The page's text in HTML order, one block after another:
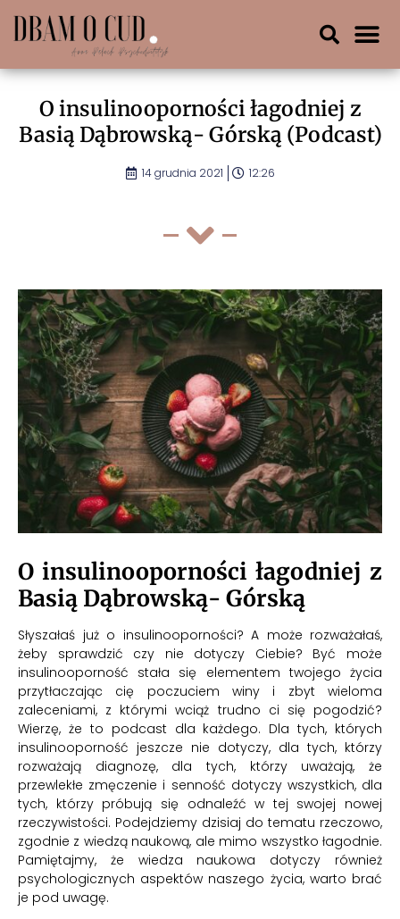
O insulinooporności łagodniej z
Basią Dąbrowską- Górską (Podcast)
14 grudnia 2021 12:26
O insulinooporności łagodniej z
Basią Dąbrowską- Górską
Słyszałaś już o insulinooporności? A może rozważałaś,
żeby sprawdzić czy nie dotyczy Ciebie? Być może
insulinooporność stała się elementem twojego życia
przytłaczając cię poczuciem winy i zbyt wieloma
zaleceniami, z którymi wciąż trudno ci się pogodzić?
Wierzę, że to podcast dla każdego. Dla tych, których
insulinooporność jeszcze nie dotyczy, dla tych, którzy
rozważają diagnozę, dla tych, którzy uważają, że
przewlekłe zmęczenie i senność dotyczy wszystkich, dla
tych, którzy próbują się odnaleźć w tej swojej nowej
rzeczywistości. Podejdziemy dzisiaj do tematu rzeczowo,
zgodnie z wiedzą naukową, ale mimo wszystko łagodnie.
Pamiętajmy, że wiedza naukowa dotyczy również
psychologicznych aspektów naszego życia, warto brać
je pod uwagę.